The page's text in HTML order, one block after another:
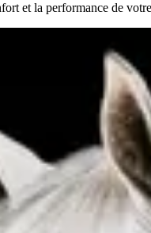
et la performance de